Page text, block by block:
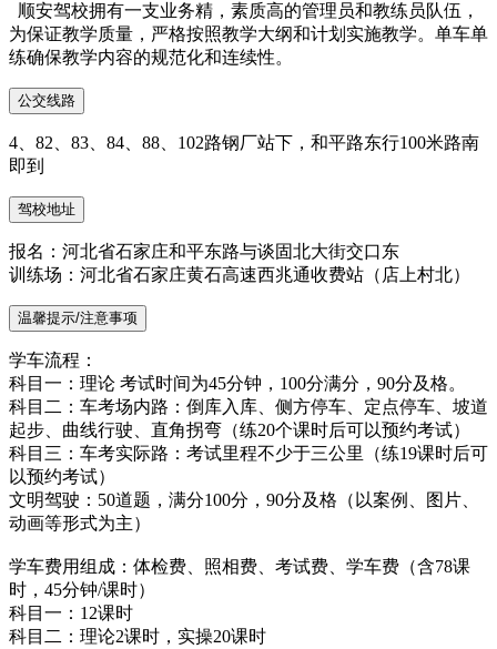
顺安驾校拥有一支业务精，素质高的管理员和教练员队伍，
为保证教学质量，严格按照教学大纲和计划实施教学。单车单
练确保教学内容的规范化和连续性。
公交线路
4、82、83、84、88、102路钢厂站下，和平路东行100米路南
即到
驾校地址
报名：河北省石家庄和平东路与谈固北大街交口东
训练场：河北省石家庄黄石高速西兆通收费站（店上村北）
温馨提示/注意事项
学车流程：
科目一：理论 考试时间为45分钟，100分满分，90分及格。
科目二：车考场内路：倒库入库、侧方停车、定点停车、坡道
起步、曲线行驶、直角拐弯（练20个课时后可以预约考试）
科目三：车考实际路：考试里程不少于三公里（练19课时后可
以预约考试）
文明驾驶：50道题，满分100分，90分及格（以案例、图片、
动画等形式为主）
学车费用组成：体检费、照相费、考试费、学车费（含78课
时，45分钟/课时）
科目一：12课时
科目二：理论2课时，实操20课时